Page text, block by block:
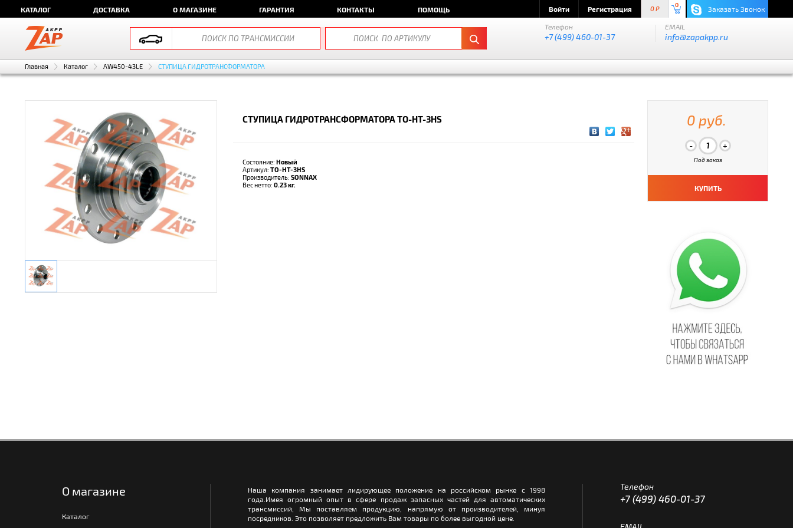
КАТАЛОГ ДОСТАВКА О МАГАЗИНЕ ГАРАНТИЯ КОНТАКТЫ ПОМОЩЬ Войти Регистрация 0 P
0 Заказать Звонок
Телефон
+7 (499) 460-01-37
EMAIL
info@zapakpp.ru
Главная Каталог AW450-43LE СТУПИЦА ГИДРОТРАНСФОРМАТОРА
СТУПИЦА ГИДРОТРАНСФОРМАТОРА TO-HT-3HS
Состояние: Новый
Артикул: TO-HT-3HS
Производитель: SONNAX
Вес нетто: 0.23 кг.
0 руб.
Под заказ
КУПИТЬ
О магазине
Каталог
Наша компания занимает лидирующее положение на российском рынке с 1998
года.Имея огромный опыт в сфере продаж запасных частей для автоматических
трансмиссий, Мы поставляем продукцию, напрямую от производителей, минуя
посредников. Это позволяет предложить Вам товары по более выгодной цене.
Телефон
+7 (499) 460-01-37